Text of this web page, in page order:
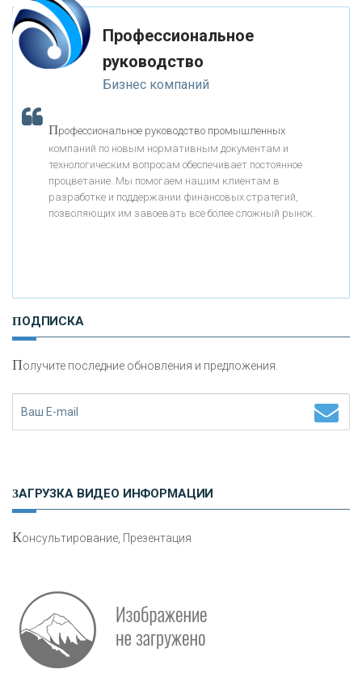
«МОСКОВСКИЙ КРЕДИТНЫЙ БАНК»
«АБСОЛЮТ БАНК»
«БАНК ВОЗРОЖДЕНИЕ»
АО «КРЕДИТ ЕВРОПА БАНК»
«НАЦИОНАЛЬНЫЙ КЛИРИНГОВЫЙ ЦЕНТР»
«ФК ОТКРЫТИЕ»
«ПРОМРЕГИОНБАНК»
ОНАС
мимо ушей. Он никогда не бывает полезен никому, кроме того, кто его
-- Люблю давать советы и очень не люблю, когда их дают мне.
Профессиональное
руководство
Бизнес компаний
Профессиональное руководство промышленных
компаний по новым нормативным документам и
технологическим вопросам обеспечивает постоянное
процветание. Мы помогаем нашим клиентам в
разработке и поддержании финансовых стратегий,
позволяющих им завоевать все более сложный рынок.
ПОДПИСКА
Получите последние обновления и предложения.
ЗАГРУЗКА ВИДЕО ИНФОРМАЦИИ
Консультирование, Презентация